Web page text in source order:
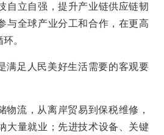
自立自强，提升产业链供应链韧
与全球产业分工和合作，在更高
。
满足人民美好生活需要的客观要
物流，从离岸贸易到保税维修，
大量就业；先进技术设备、关键